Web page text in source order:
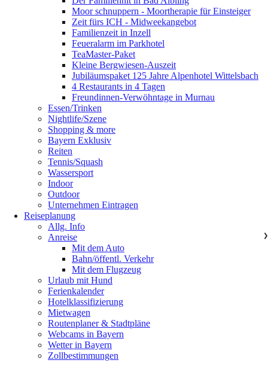
Moor schnuppern - Moortherapie für Einsteiger
Zeit fürs ICH - Midweekangebot
Familienzeit in Inzell
Feueralarm im Parkhotel
TeaMaster-Paket
Kleine Bergwiesen-Auszeit
Jubiläumspaket 125 Jahre Alpenhotel Wittelsbach
4 Restaurants in 4 Tagen
Freundinnen-Verwöhntage in Murnau
Essen/Trinken
Nightlife/Szene
Shopping & more
Bayern Exklusiv
Reiten
Tennis/Squash
Wassersport
Indoor
Outdoor
Unternehmen Eintragen
Reiseplanung
Allg. Info
Anreise
❯
Mit dem Auto
Bahn/öffentl. Verkehr
Mit dem Flugzeug
Urlaub mit Hund
Ferienkalender
Hotelklassifizierung
Mietwagen
Routenplaner & Stadtpläne
Webcams in Bayern
Wetter in Bayern
Zollbestimmungen